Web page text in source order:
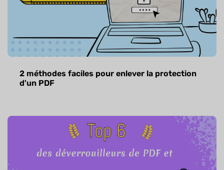
2 méthodes faciles pour enlever la protection
d'un PDF